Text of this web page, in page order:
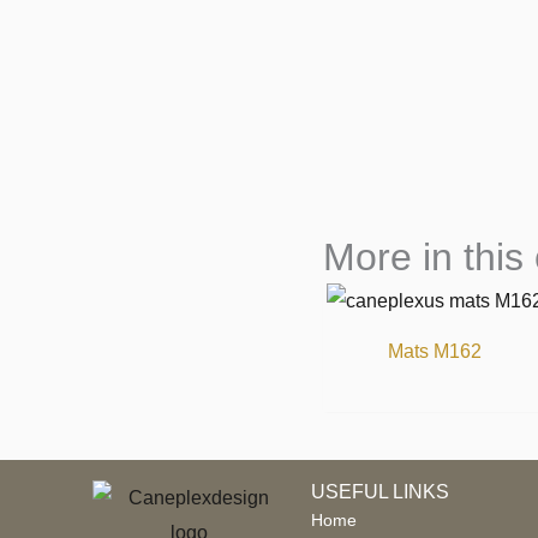
More in this
Mats M162
USEFUL LINKS
Home